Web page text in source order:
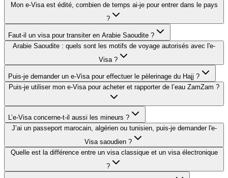
Mon e-Visa est édité, combien de temps ai-je pour entrer dans le pays
?
Faut-il un visa pour transiter en Arabie Saoudite ?
Arabie Saoudite : quels sont les motifs de voyage autorisés avec l'e-
Visa ?
Puis-je demander un e-Visa pour effectuer le pèlerinage du Hajj ?
Puis-je utiliser mon e-Visa pour acheter et rapporter de l’eau ZamZam ?
L’e-Visa concerne-t-il aussi les mineurs ?
J’ai un passeport marocain, algérien ou tunisien, puis-je demander l'e-
Visa saoudien ?
Quelle est la différence entre un visa classique et un visa électronique
?